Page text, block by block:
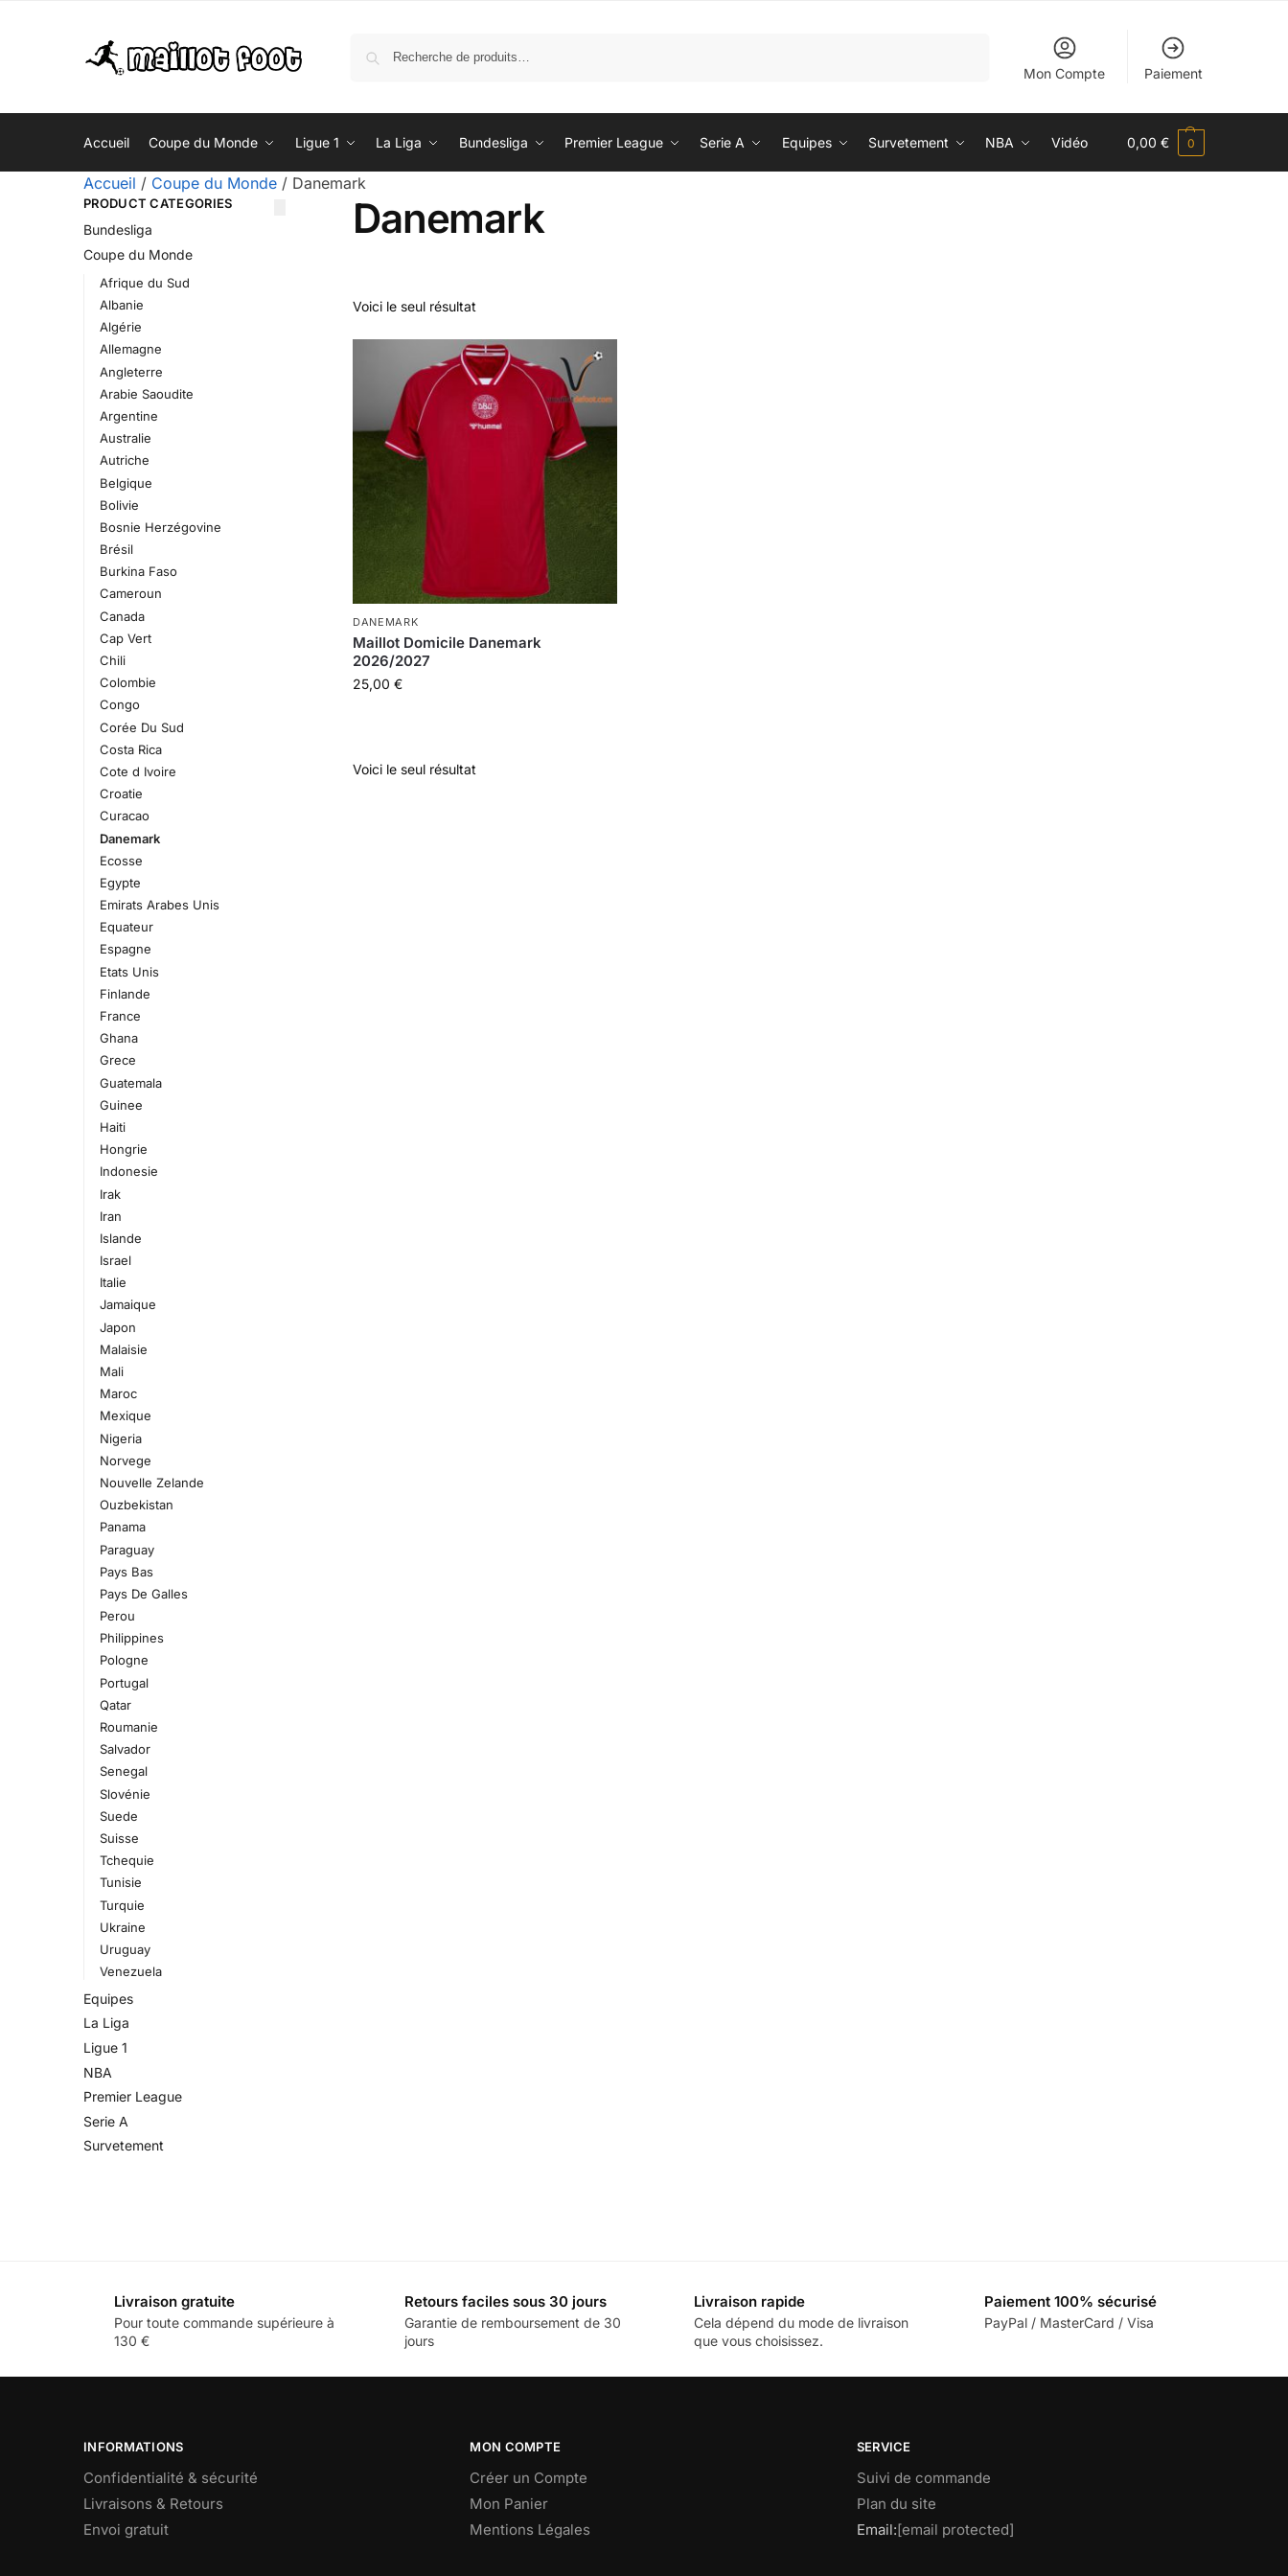
Mon Compte Paiement
Accueil Coupe du Monde Ligue 1 La Liga Bundesliga Premier League Serie A Equipes Survetement NBA Vidéo 0,00 € 0
Accueil / Coupe du Monde / Danemark
Danemark
Voici le seul résultat
DANEMARK
Maillot Domicile Danemark
2026/2027
25,00 €
Voici le seul résultat
PRODUCT CATEGORIES
Bundesliga
Coupe du Monde
Afrique du Sud
Albanie
Algérie
Allemagne
Angleterre
Arabie Saoudite
Argentine
Australie
Autriche
Belgique
Bolivie
Bosnie Herzégovine
Brésil
Burkina Faso
Cameroun
Canada
Cap Vert
Chili
Colombie
Congo
Corée Du Sud
Costa Rica
Cote d Ivoire
Croatie
Curacao
Danemark
Ecosse
Egypte
Emirats Arabes Unis
Equateur
Espagne
Etats Unis
Finlande
France
Ghana
Grece
Guatemala
Guinee
Haiti
Hongrie
Indonesie
Irak
Iran
Islande
Israel
Italie
Jamaique
Japon
Malaisie
Mali
Maroc
Mexique
Nigeria
Norvege
Nouvelle Zelande
Ouzbekistan
Panama
Paraguay
Pays Bas
Pays De Galles
Perou
Philippines
Pologne
Portugal
Qatar
Roumanie
Salvador
Senegal
Slovénie
Suede
Suisse
Tchequie
Tunisie
Turquie
Ukraine
Uruguay
Venezuela
Equipes
La Liga
Ligue 1
NBA
Premier League
Serie A
Survetement
Livraison gratuite
Pour toute commande supérieure à
130 €
Retours faciles sous 30 jours
Garantie de remboursement de 30
jours
Livraison rapide
Cela dépend du mode de livraison
que vous choisissez.
Paiement 100% sécurisé
PayPal / MasterCard / Visa
INFORMATIONS
Confidentialité & sécurité
Livraisons & Retours
Envoi gratuit
MON COMPTE
Créer un Compte
Mon Panier
Mentions Légales
SERVICE
Suivi de commande
Plan du site
Email:[email protected]